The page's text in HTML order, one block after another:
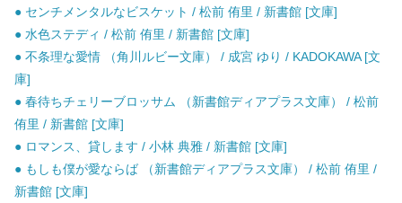
● センチメンタルなビスケット / 松前 侑里 / 新書館 [文庫]
● 水色ステディ / 松前 侑里 / 新書館 [文庫]
● 不条理な愛情 （角川ルビー文庫） / 成宮 ゆり / KADOKAWA [文
庫]
● 春待ちチェリーブロッサム （新書館ディアプラス文庫） / 松前
侑里 / 新書館 [文庫]
● ロマンス、貸します / 小林 典雅 / 新書館 [文庫]
● もしも僕が愛ならば （新書館ディアプラス文庫） / 松前 侑里 /
新書館 [文庫]